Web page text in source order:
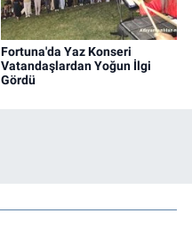
Fortuna'da Yaz Konseri
Vatandaşlardan Yoğun İlgi
Gördü